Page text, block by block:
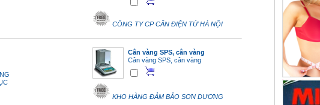
CÔNG TY CP CÂN ĐIỆN TỬ HÀ NỘI
Cân vàng SPS, cân vàng
Cân vàng SPS, cân vàng
KHO HÀNG ĐẢM BẢO SƠN DƯƠNG